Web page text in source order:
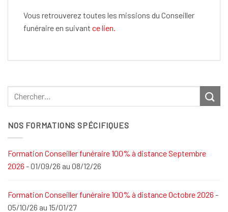
Vous retrouverez toutes les missions du Conseiller
funéraire en suivant ce lien.
NOS FORMATIONS SPÉCIFIQUES
Formation Conseiller funéraire 100% à distance Septembre
2026 - 01/09/26 au 08/12/26
Formation Conseiller funéraire 100% à distance Octobre 2026 -
05/10/26 au 15/01/27